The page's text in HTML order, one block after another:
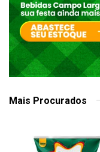
Mais Procurados